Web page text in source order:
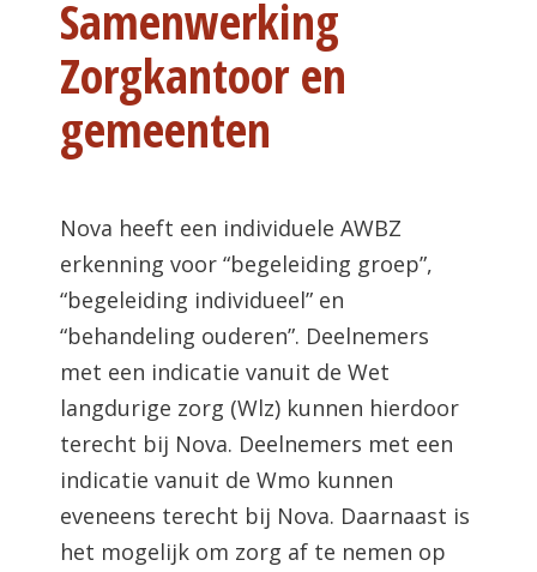
Samenwerking
Zorgkantoor en
gemeenten
Nova heeft een individuele AWBZ
erkenning voor “begeleiding groep”,
“begeleiding individueel” en
“behandeling ouderen”. Deelnemers
met een indicatie vanuit de Wet
langdurige zorg (Wlz) kunnen hierdoor
terecht bij Nova. Deelnemers met een
indicatie vanuit de Wmo kunnen
eveneens terecht bij Nova. Daarnaast is
het mogelijk om zorg af te nemen op